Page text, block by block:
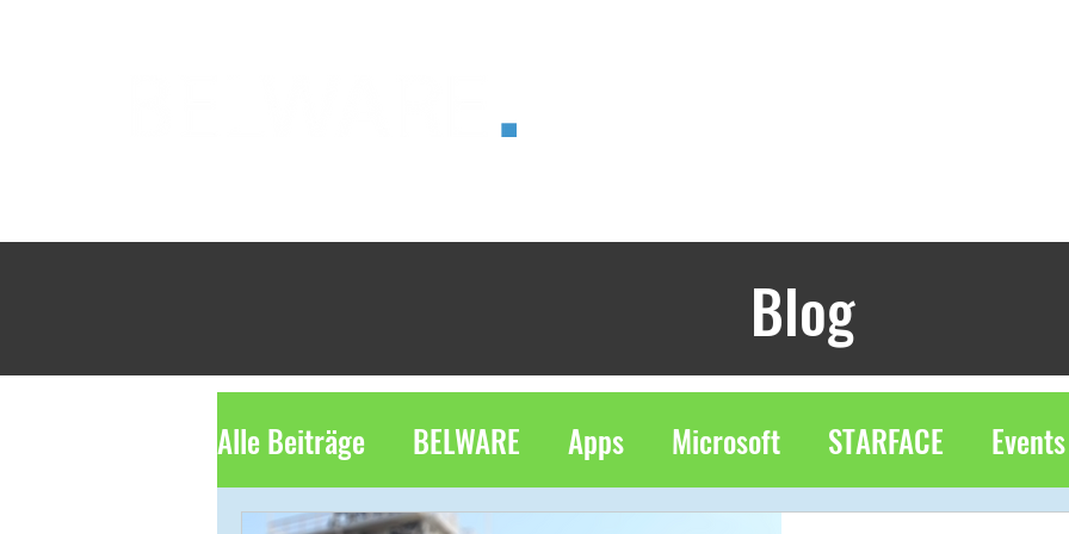
Blog
Alle Beiträge BELWARE Apps Microsoft STARFACE Events